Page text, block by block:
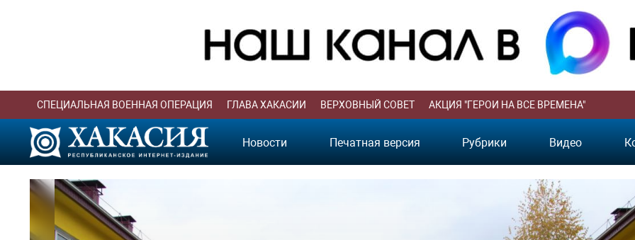
СПЕЦИАЛЬНАЯ ВОЕННАЯ ОПЕРАЦИЯ ГЛАВА ХАКАСИИ ВЕРХОВНЫЙ СОВЕТ АКЦИЯ "ГЕРОИ НА ВСЕ ВРЕМЕНА"
Новости Печатная версия Рубрики Видео